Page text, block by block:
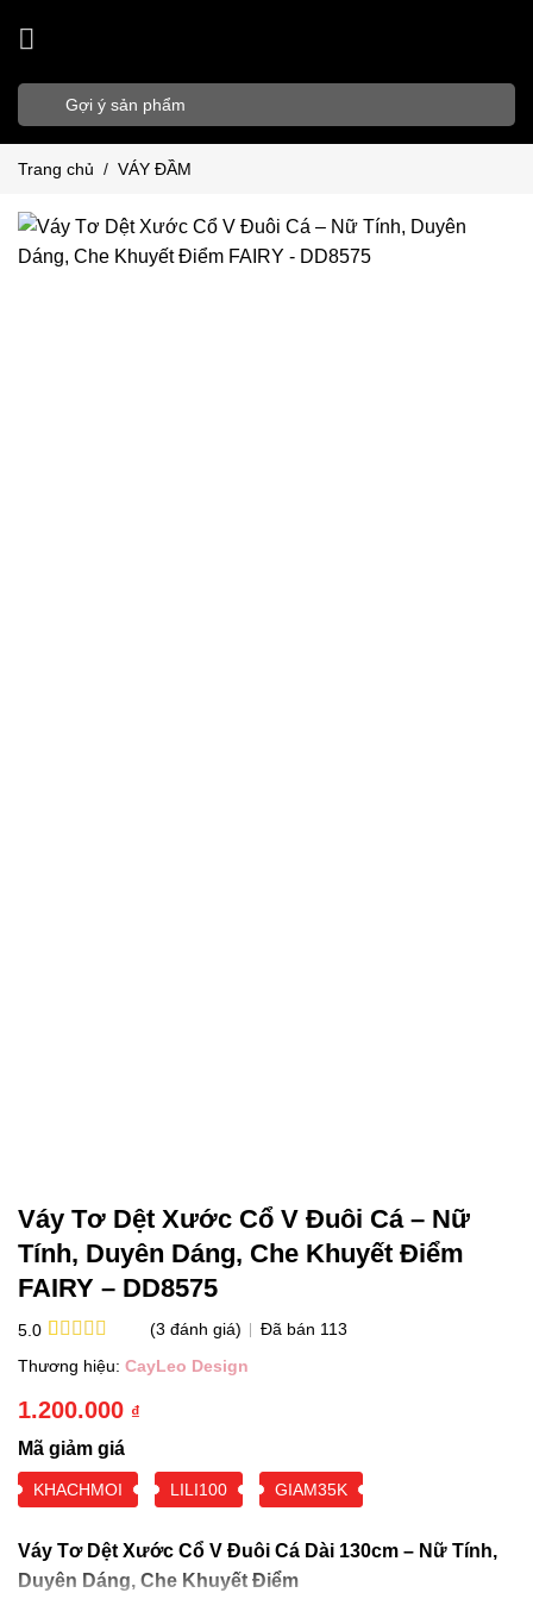
qua
kiếm:
Trang chủ / VÁY ĐẦM
Váy Tơ Dệt Xước Cổ V Đuôi Cá – Nữ
Tính, Duyên Dáng, Che Khuyết Điểm
FAIRY – DD8575
5.0
trên 5
dựa trên
(3 đánh giá) Đã bán 113
Thương hiệu: CayLeo Design
1.200.000 ₫
Mã giảm giá
KHACHMOI LILI100 GIAM35K
Váy Tơ Dệt Xước Cổ V Đuôi Cá Dài 130cm – Nữ Tính,
Duyên Dáng, Che Khuyết Điểm